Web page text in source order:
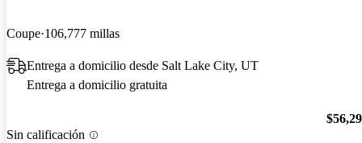
Coupe 106,777 millas
Entrega a domicilio desde Salt Lake City, UT
Entrega a domicilio gratuita
Sin calificación